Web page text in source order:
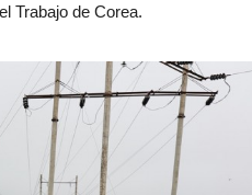
Trabajo de Corea.